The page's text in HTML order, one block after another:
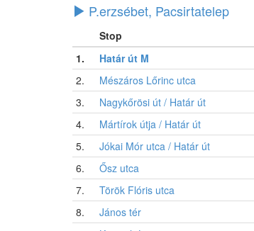
P.erzsébet, Pacsirtatelep
Stop
1.
Határ út M
2.
Mészáros Lőrinc utca
3.
Nagykőrösi út / Határ út
4.
Mártírok útja / Határ út
5.
Jókai Mór utca / Határ út
6.
Ősz utca
7.
Török Flóris utca
8.
János tér